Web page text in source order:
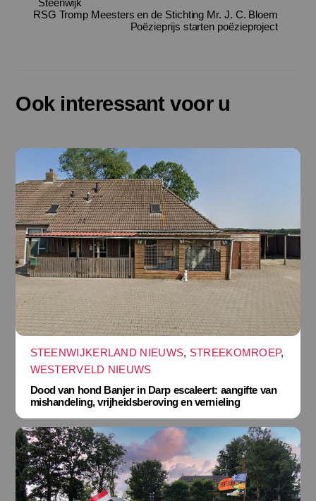
Steenwijk
RSG Tromp Meesters en de Stichting Mr. J. C. Bloem
Poëzieprijs starten poëzieproject
Ook interessant voor u
STEENWIJKERLAND NIEUWS, STREEKOMROEP,
WESTERVELD NIEUWS
Dood van hond Banjer in Darp escaleert: aangifte van
mishandeling, vrijheidsberoving en vernieling